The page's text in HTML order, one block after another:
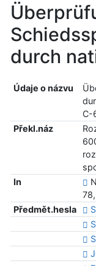
durch
Údaje o názvu
C-
Překl.náz
In
Předmět.hesla